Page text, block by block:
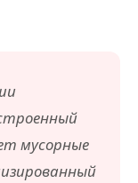
мусорные